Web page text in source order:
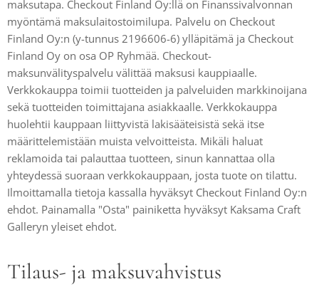
maksutapa. Checkout Finland Oy:llä on Finanssivalvonnan
myöntämä maksulaitostoimilupa. Palvelu on Checkout
Finland Oy:n (y-tunnus 2196606-6) ylläpitämä ja Checkout
Finland Oy on osa OP Ryhmää. Checkout-
maksunvälityspalvelu välittää maksusi kauppiaalle.
Verkkokauppa toimii tuotteiden ja palveluiden markkinoijana
sekä tuotteiden toimittajana asiakkaalle. Verkkokauppa
huolehtii kauppaan liittyvistä lakisääteisistä sekä itse
määrittelemistään muista velvoitteista. Mikäli haluat
reklamoida tai palauttaa tuotteen, sinun kannattaa olla
yhteydessä suoraan verkkokauppaan, josta tuote on tilattu.
Ilmoittamalla tietoja kassalla hyväksyt Checkout Finland Oy:n
ehdot. Painamalla "Osta" painiketta hyväksyt Kaksama Craft
Galleryn yleiset ehdot.
Tilaus- ja maksuvahvistus